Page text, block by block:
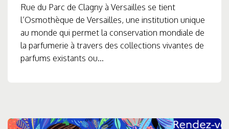
Rue du Parc de Clagny à Versailles se tient
l’Osmothèque de Versailles, une institution unique
au monde qui permet la conservation mondiale de
la parfumerie à travers des collections vivantes de
parfums existants ou...